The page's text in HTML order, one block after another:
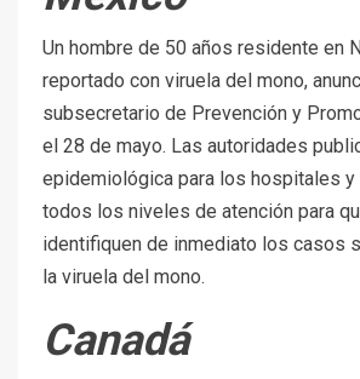
Un hombre de 50 años residente en
reportado con viruela del mono,
subsecretario de Prevención y
el 28 de mayo. Las autoridades
epidemiológica para los hospitales y
todos los niveles de atención para
identifiquen de inmediato los casos
la viruela del mono.
Canadá